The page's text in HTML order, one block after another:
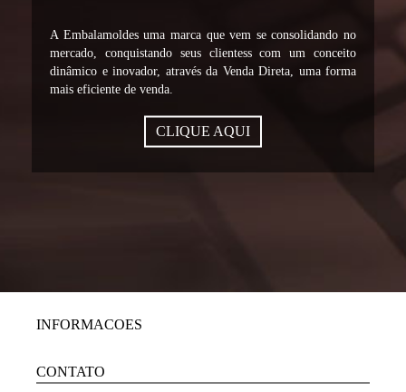
A Embalamoldes uma marca que vem se consolidando no
mercado, conquistando seus clientess com um conceito
dinâmico e inovador, através da Venda Direta, uma forma
mais eficiente de venda.
CLIQUE AQUI
INFORMACOES
CONTATO